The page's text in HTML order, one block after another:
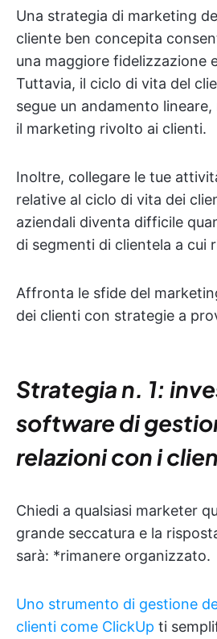
Una strategia di marketing
cliente ben concepita
una maggiore fidelizzazione
Tuttavia, il ciclo di vita del
segue un andamento
il marketing rivolto ai clienti.
Inoltre, collegare le tue
relative al ciclo di vita dei
aziendali diventa difficile
di segmenti di clientela a cui
Affronta le sfide del
dei clienti con strategie a
Strategia n. 1:
software di
relazioni con i
Chiedi a qualsiasi marketer
grande seccatura e la
sarà: *rimanere organizzato.
Uno strumento di gestione
clienti come ClickUp ti